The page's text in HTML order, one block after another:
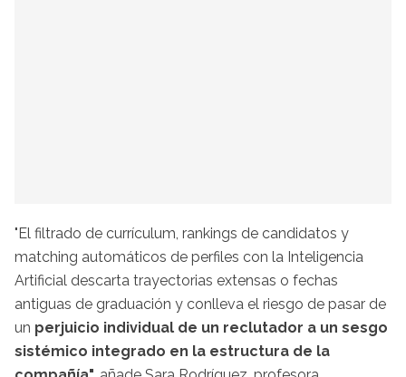
"El filtrado de currículum, rankings de candidatos y
matching automáticos de perfiles con la Inteligencia
Artificial descarta trayectorias extensas o fechas
antiguas de graduación y conlleva el riesgo de pasar de
un perjuicio individual de un reclutador a un sesgo
sistémico integrado en la estructura de la